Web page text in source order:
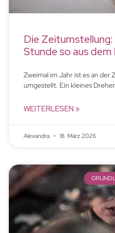
Die Zeitumstellung:
Stunde so aus
Zweimal im Jahr ist es an der
umgestellt. Ein kleines
WEITERLESEN »
Alexandra 18. März 2026